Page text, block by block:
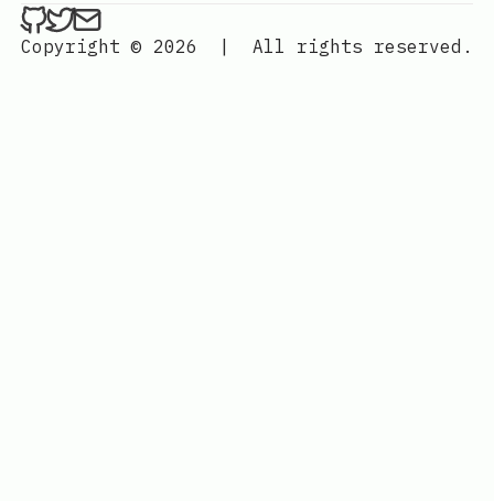
ethan4768 on Github
ethan4768 on Twitter
Send an email to
Copyright © 2026
| All rights reserved.